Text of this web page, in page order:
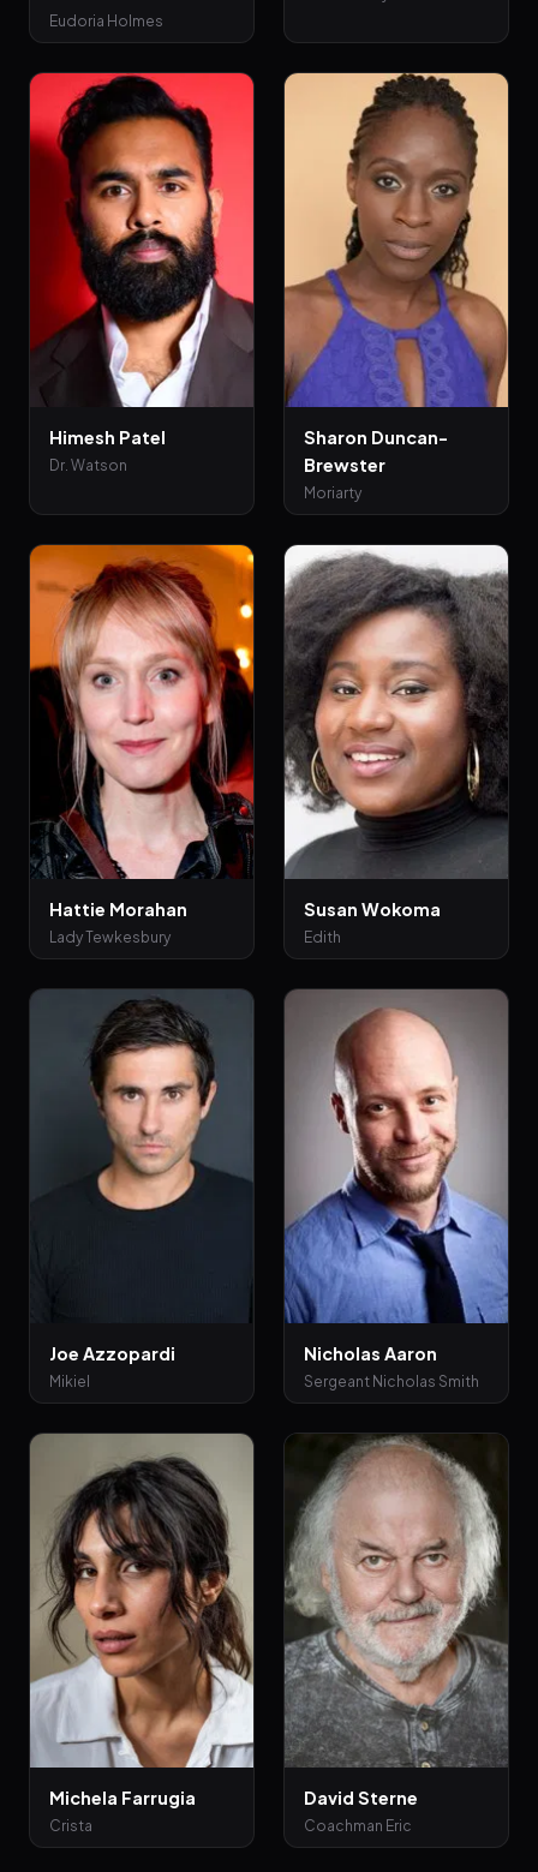
Eudoria Holmes
Himesh Patel
Dr. Watson
Sharon Duncan-
Brewster
Moriarty
Hattie Morahan
Lady Tewkesbury
Susan Wokoma
Edith
Joe Azzopardi
Mikiel
Nicholas Aaron
Sergeant Nicholas Smith
Michela Farrugia
Crista
David Sterne
Coachman Eric